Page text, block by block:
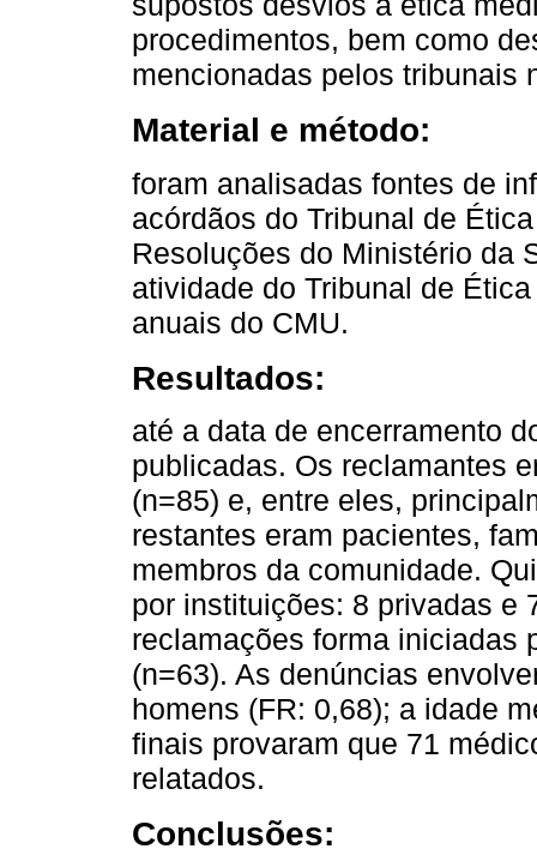
procedimentos, bem como
mencionadas pelos tribunais
Material e método:
foram analisadas fontes de
acórdãos do Tribunal de
Resoluções do Ministério da
atividade do Tribunal de
anuais do CMU.
Resultados:
até a data de encerramento
publicadas. Os reclamantes
(n=85) e, entre eles,
restantes eram pacientes,
membros da comunidade.
por instituições: 8 privadas e
reclamações forma iniciadas
(n=63). As denúncias
homens (FR: 0,68); a idade
finais provaram que 71
relatados.
Conclusões: